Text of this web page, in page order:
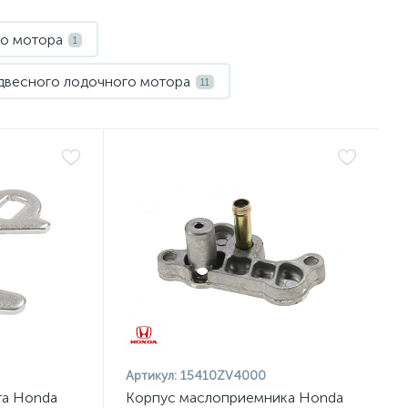
мотора 1
лодочного мотора 11
мотора (ПЛМ) Маслосъемный колпачок
подвесного мотора (ПЛМ) 3
подвесного мотора (ПЛМ) Honda
Honda
Артикул: 15410ZV4000
Корпус маслоприемника Honda